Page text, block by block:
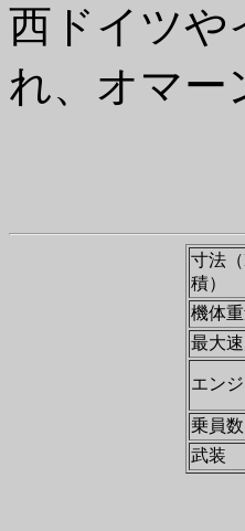
西ドイツや
れ、オマー
寸法
積）
機体重
最大
エン
乗員数
武装